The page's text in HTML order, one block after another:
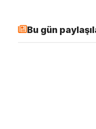
Bu gün